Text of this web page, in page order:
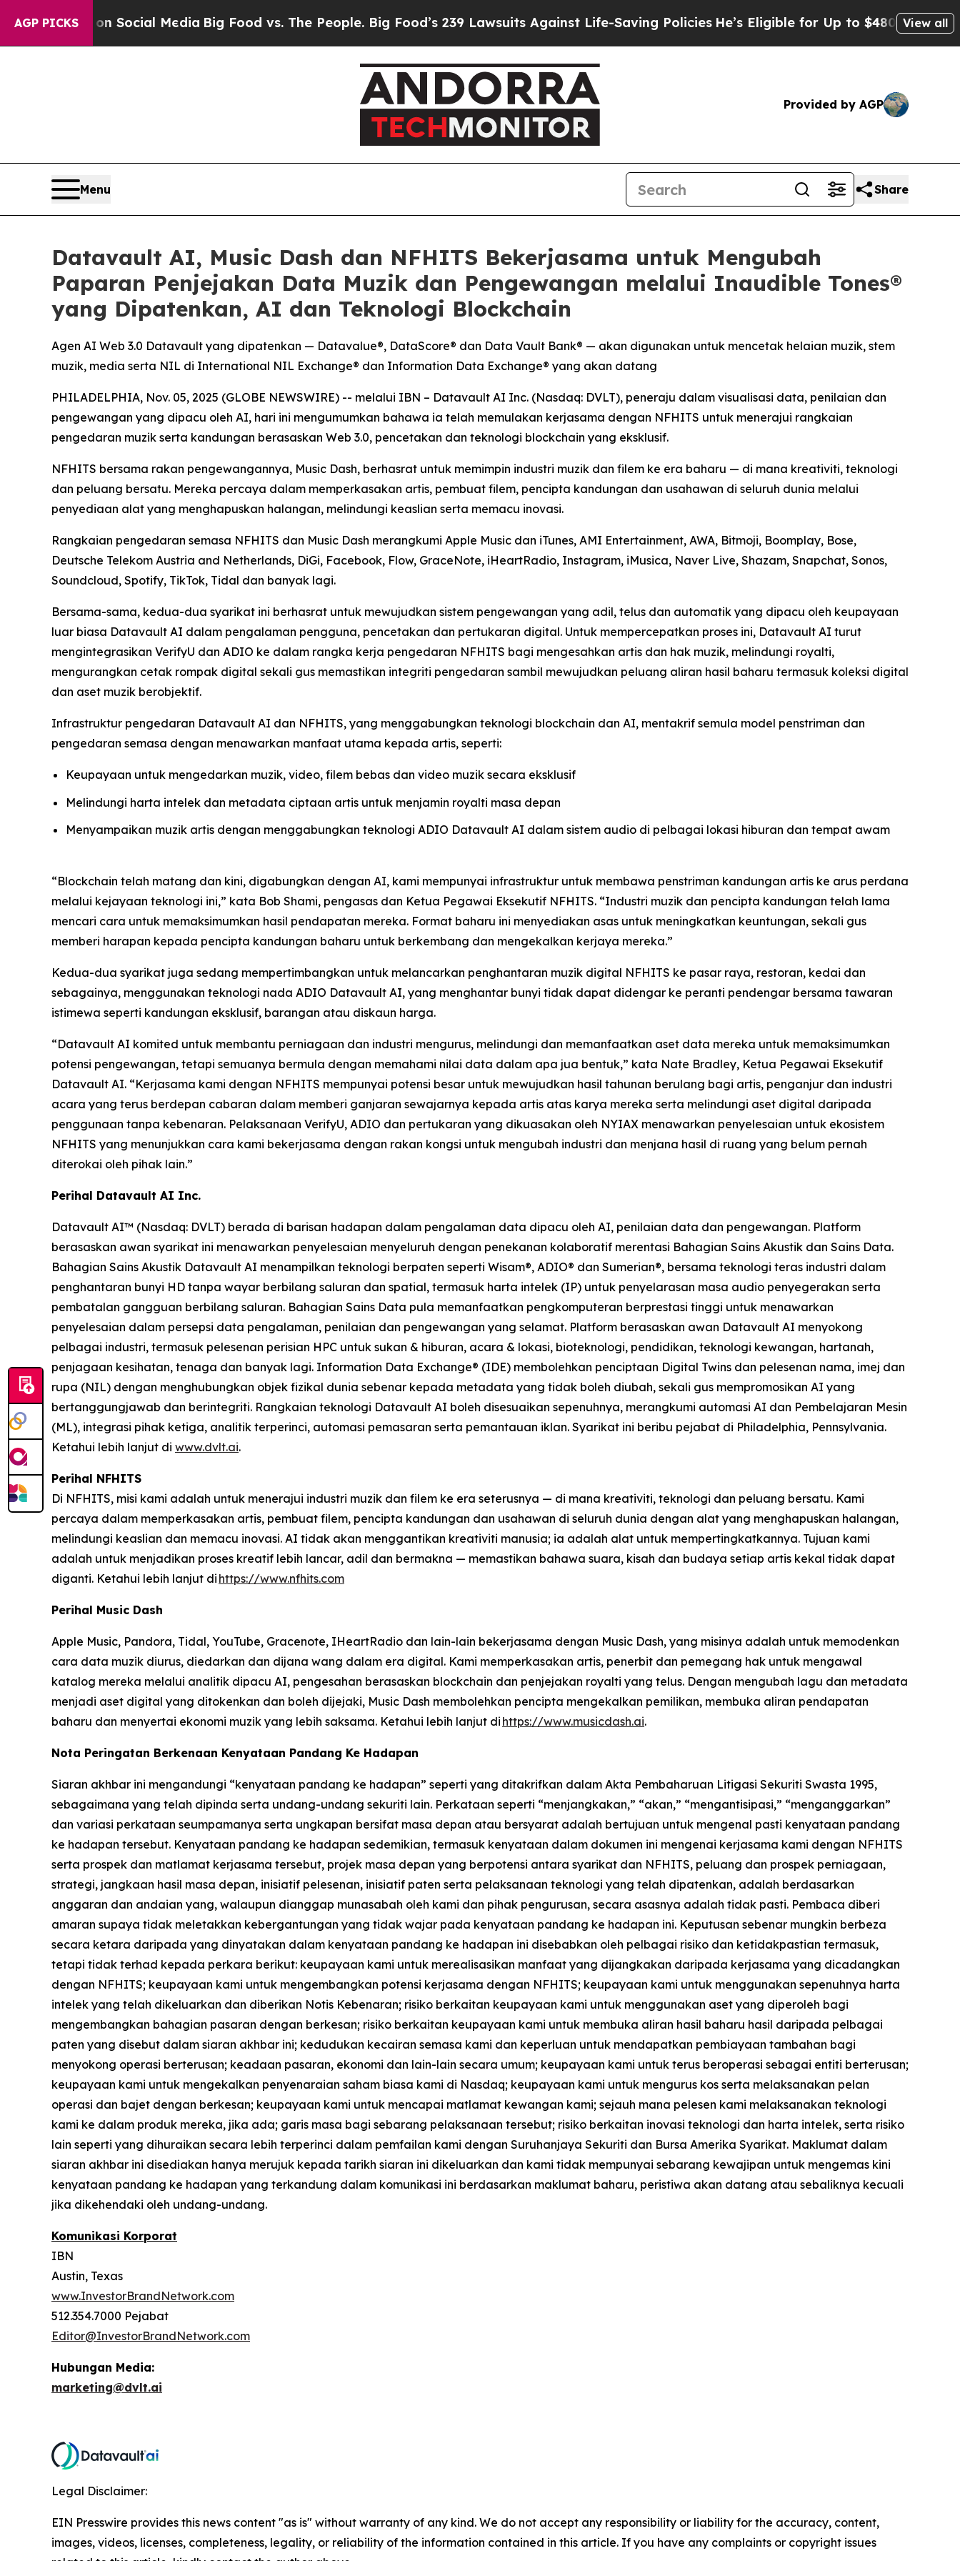
AGP PICKS
on Social MediaBig Food vs. The People. Big Food’s 239 Lawsuits Against Life-Saving PoliciesHe’s Eligible for Up to $480,000 After Being
View all
Provided by AGP
Menu Share
Datavault AI, Music Dash dan NFHITS Bekerjasama untuk Mengubah
Paparan Penjejakan Data Muzik dan Pengewangan melalui Inaudible Tones®
yang Dipatenkan, AI dan Teknologi Blockchain
Agen AI Web 3.0 Datavault yang dipatenkan — Datavalue®, DataScore® dan Data Vault Bank® — akan digunakan untuk mencetak helaian muzik, stem
muzik, media serta NIL di International NIL Exchange® dan Information Data Exchange® yang akan datang
PHILADELPHIA, Nov. 05, 2025 (GLOBE NEWSWIRE) -- melalui IBN – Datavault AI Inc. (Nasdaq: DVLT), peneraju dalam visualisasi data, penilaian dan
pengewangan yang dipacu oleh AI, hari ini mengumumkan bahawa ia telah memulakan kerjasama dengan NFHITS untuk menerajui rangkaian
pengedaran muzik serta kandungan berasaskan Web 3.0, pencetakan dan teknologi blockchain yang eksklusif.
NFHITS bersama rakan pengewangannya, Music Dash, berhasrat untuk memimpin industri muzik dan filem ke era baharu — di mana kreativiti, teknologi
dan peluang bersatu. Mereka percaya dalam memperkasakan artis, pembuat filem, pencipta kandungan dan usahawan di seluruh dunia melalui
penyediaan alat yang menghapuskan halangan, melindungi keaslian serta memacu inovasi.
Rangkaian pengedaran semasa NFHITS dan Music Dash merangkumi Apple Music dan iTunes, AMI Entertainment, AWA, Bitmoji, Boomplay, Bose,
Deutsche Telekom Austria and Netherlands, DiGi, Facebook, Flow, GraceNote, iHeartRadio, Instagram, iMusica, Naver Live, Shazam, Snapchat, Sonos,
Soundcloud, Spotify, TikTok, Tidal dan banyak lagi.
Bersama-sama, kedua-dua syarikat ini berhasrat untuk mewujudkan sistem pengewangan yang adil, telus dan automatik yang dipacu oleh keupayaan
luar biasa Datavault AI dalam pengalaman pengguna, pencetakan dan pertukaran digital. Untuk mempercepatkan proses ini, Datavault AI turut
mengintegrasikan VerifyU dan ADIO ke dalam rangka kerja pengedaran NFHITS bagi mengesahkan artis dan hak muzik, melindungi royalti,
mengurangkan cetak rompak digital sekali gus memastikan integriti pengedaran sambil mewujudkan peluang aliran hasil baharu termasuk koleksi digital
dan aset muzik berobjektif.
Infrastruktur pengedaran Datavault AI dan NFHITS, yang menggabungkan teknologi blockchain dan AI, mentakrif semula model penstriman dan
pengedaran semasa dengan menawarkan manfaat utama kepada artis, seperti:
Keupayaan untuk mengedarkan muzik, video, filem bebas dan video muzik secara eksklusif
Melindungi harta intelek dan metadata ciptaan artis untuk menjamin royalti masa depan
Menyampaikan muzik artis dengan menggabungkan teknologi ADIO Datavault AI dalam sistem audio di pelbagai lokasi hiburan dan tempat awam
“Blockchain telah matang dan kini, digabungkan dengan AI, kami mempunyai infrastruktur untuk membawa penstriman kandungan artis ke arus perdana
melalui kejayaan teknologi ini,” kata Bob Shami, pengasas dan Ketua Pegawai Eksekutif NFHITS. “Industri muzik dan pencipta kandungan telah lama
mencari cara untuk memaksimumkan hasil pendapatan mereka. Format baharu ini menyediakan asas untuk meningkatkan keuntungan, sekali gus
memberi harapan kepada pencipta kandungan baharu untuk berkembang dan mengekalkan kerjaya mereka.”
Kedua-dua syarikat juga sedang mempertimbangkan untuk melancarkan penghantaran muzik digital NFHITS ke pasar raya, restoran, kedai dan
sebagainya, menggunakan teknologi nada ADIO Datavault AI, yang menghantar bunyi tidak dapat didengar ke peranti pendengar bersama tawaran
istimewa seperti kandungan eksklusif, barangan atau diskaun harga.
“Datavault AI komited untuk membantu perniagaan dan industri mengurus, melindungi dan memanfaatkan aset data mereka untuk memaksimumkan
potensi pengewangan, tetapi semuanya bermula dengan memahami nilai data dalam apa jua bentuk,” kata Nate Bradley, Ketua Pegawai Eksekutif
Datavault AI. “Kerjasama kami dengan NFHITS mempunyai potensi besar untuk mewujudkan hasil tahunan berulang bagi artis, penganjur dan industri
acara yang terus berdepan cabaran dalam memberi ganjaran sewajarnya kepada artis atas karya mereka serta melindungi aset digital daripada
penggunaan tanpa kebenaran. Pelaksanaan VerifyU, ADIO dan pertukaran yang dikuasakan oleh NYIAX menawarkan penyelesaian untuk ekosistem
NFHITS yang menunjukkan cara kami bekerjasama dengan rakan kongsi untuk mengubah industri dan menjana hasil di ruang yang belum pernah
diterokai oleh pihak lain.”
Perihal Datavault AI Inc.
Datavault AI™ (Nasdaq: DVLT) berada di barisan hadapan dalam pengalaman data dipacu oleh AI, penilaian data dan pengewangan. Platform
berasaskan awan syarikat ini menawarkan penyelesaian menyeluruh dengan penekanan kolaboratif merentasi Bahagian Sains Akustik dan Sains Data.
Bahagian Sains Akustik Datavault AI menampilkan teknologi berpaten seperti Wisam®, ADIO® dan Sumerian®, bersama teknologi teras industri dalam
penghantaran bunyi HD tanpa wayar berbilang saluran dan spatial, termasuk harta intelek (IP) untuk penyelarasan masa audio penyegerakan serta
pembatalan gangguan berbilang saluran. Bahagian Sains Data pula memanfaatkan pengkomputeran berprestasi tinggi untuk menawarkan
penyelesaian dalam persepsi data pengalaman, penilaian dan pengewangan yang selamat. Platform berasaskan awan Datavault AI menyokong
pelbagai industri, termasuk pelesenan perisian HPC untuk sukan & hiburan, acara & lokasi, bioteknologi, pendidikan, teknologi kewangan, hartanah,
penjagaan kesihatan, tenaga dan banyak lagi. Information Data Exchange® (IDE) membolehkan penciptaan Digital Twins dan pelesenan nama, imej dan
rupa (NIL) dengan menghubungkan objek fizikal dunia sebenar kepada metadata yang tidak boleh diubah, sekali gus mempromosikan AI yang
bertanggungjawab dan berintegriti. Rangkaian teknologi Datavault AI boleh disesuaikan sepenuhnya, merangkumi automasi AI dan Pembelajaran Mesin
(ML), integrasi pihak ketiga, analitik terperinci, automasi pemasaran serta pemantauan iklan. Syarikat ini beribu pejabat di Philadelphia, Pennsylvania.
Ketahui lebih lanjut di www.dvlt.ai.
Perihal NFHITS
Di NFHITS, misi kami adalah untuk menerajui industri muzik dan filem ke era seterusnya — di mana kreativiti, teknologi dan peluang bersatu. Kami
percaya dalam memperkasakan artis, pembuat filem, pencipta kandungan dan usahawan di seluruh dunia dengan alat yang menghapuskan halangan,
melindungi keaslian dan memacu inovasi. AI tidak akan menggantikan kreativiti manusia; ia adalah alat untuk mempertingkatkannya. Tujuan kami
adalah untuk menjadikan proses kreatif lebih lancar, adil dan bermakna — memastikan bahawa suara, kisah dan budaya setiap artis kekal tidak dapat
diganti. Ketahui lebih lanjut di https://www.nfhits.com
Perihal Music Dash
Apple Music, Pandora, Tidal, YouTube, Gracenote, IHeartRadio dan lain-lain bekerjasama dengan Music Dash, yang misinya adalah untuk memodenkan
cara data muzik diurus, diedarkan dan dijana wang dalam era digital. Kami memperkasakan artis, penerbit dan pemegang hak untuk mengawal
katalog mereka melalui analitik dipacu AI, pengesahan berasaskan blockchain dan penjejakan royalti yang telus. Dengan mengubah lagu dan metadata
menjadi aset digital yang ditokenkan dan boleh dijejaki, Music Dash membolehkan pencipta mengekalkan pemilikan, membuka aliran pendapatan
baharu dan menyertai ekonomi muzik yang lebih saksama. Ketahui lebih lanjut di https://www.musicdash.ai.
Nota Peringatan Berkenaan Kenyataan Pandang Ke Hadapan
Siaran akhbar ini mengandungi “kenyataan pandang ke hadapan” seperti yang ditakrifkan dalam Akta Pembaharuan Litigasi Sekuriti Swasta 1995,
sebagaimana yang telah dipinda serta undang-undang sekuriti lain. Perkataan seperti “menjangkakan,” “akan,” “mengantisipasi,” “menganggarkan”
dan variasi perkataan seumpamanya serta ungkapan bersifat masa depan atau bersyarat adalah bertujuan untuk mengenal pasti kenyataan pandang
ke hadapan tersebut. Kenyataan pandang ke hadapan sedemikian, termasuk kenyataan dalam dokumen ini mengenai kerjasama kami dengan NFHITS
serta prospek dan matlamat kerjasama tersebut, projek masa depan yang berpotensi antara syarikat dan NFHITS, peluang dan prospek perniagaan,
strategi, jangkaan hasil masa depan, inisiatif pelesenan, inisiatif paten serta pelaksanaan teknologi yang telah dipatenkan, adalah berdasarkan
anggaran dan andaian yang, walaupun dianggap munasabah oleh kami dan pihak pengurusan, secara asasnya adalah tidak pasti. Pembaca diberi
amaran supaya tidak meletakkan kebergantungan yang tidak wajar pada kenyataan pandang ke hadapan ini. Keputusan sebenar mungkin berbeza
secara ketara daripada yang dinyatakan dalam kenyataan pandang ke hadapan ini disebabkan oleh pelbagai risiko dan ketidakpastian termasuk,
tetapi tidak terhad kepada perkara berikut: keupayaan kami untuk merealisasikan manfaat yang dijangkakan daripada kerjasama yang dicadangkan
dengan NFHITS; keupayaan kami untuk mengembangkan potensi kerjasama dengan NFHITS; keupayaan kami untuk menggunakan sepenuhnya harta
intelek yang telah dikeluarkan dan diberikan Notis Kebenaran; risiko berkaitan keupayaan kami untuk menggunakan aset yang diperoleh bagi
mengembangkan bahagian pasaran dengan berkesan; risiko berkaitan keupayaan kami untuk membuka aliran hasil baharu hasil daripada pelbagai
paten yang disebut dalam siaran akhbar ini; kedudukan kecairan semasa kami dan keperluan untuk mendapatkan pembiayaan tambahan bagi
menyokong operasi berterusan; keadaan pasaran, ekonomi dan lain-lain secara umum; keupayaan kami untuk terus beroperasi sebagai entiti berterusan;
keupayaan kami untuk mengekalkan penyenaraian saham biasa kami di Nasdaq; keupayaan kami untuk mengurus kos serta melaksanakan pelan
operasi dan bajet dengan berkesan; keupayaan kami untuk mencapai matlamat kewangan kami; sejauh mana pelesen kami melaksanakan teknologi
kami ke dalam produk mereka, jika ada; garis masa bagi sebarang pelaksanaan tersebut; risiko berkaitan inovasi teknologi dan harta intelek, serta risiko
lain seperti yang dihuraikan secara lebih terperinci dalam pemfailan kami dengan Suruhanjaya Sekuriti dan Bursa Amerika Syarikat. Maklumat dalam
siaran akhbar ini disediakan hanya merujuk kepada tarikh siaran ini dikeluarkan dan kami tidak mempunyai sebarang kewajipan untuk mengemas kini
kenyataan pandang ke hadapan yang terkandung dalam komunikasi ini berdasarkan maklumat baharu, peristiwa akan datang atau sebaliknya kecuali
jika dikehendaki oleh undang-undang.
Komunikasi Korporat
IBN
Austin, Texas
www.InvestorBrandNetwork.com
512.354.7000 Pejabat
Editor@InvestorBrandNetwork.com
Hubungan Media:
marketing@dvlt.ai
Legal Disclaimer:
EIN Presswire provides this news content "as is" without warranty of any kind. We do not accept any responsibility or liability for the accuracy, content,
images, videos, licenses, completeness, legality, or reliability of the information contained in this article. If you have any complaints or copyright issues